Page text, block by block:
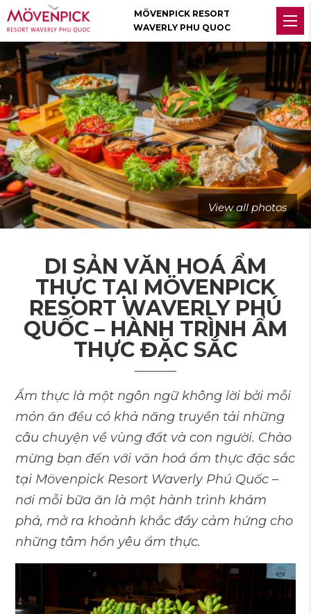
View all photos
DI SẢN VĂN HOÁ ẨM
THỰC TẠI MÖVENPICK
RESORT WAVERLY PHÚ
QUỐC – HÀNH TRÌNH ẨM
THỰC ĐẶC SẮC
Ẩm thực là một ngôn ngữ không lời bởi mỗi
món ăn đều có khả năng truyền tải những
câu chuyện về vùng đất và con người. Chào
mừng bạn đến với văn hoá ẩm thực đặc sắc
tại Mövenpick Resort Waverly Phú Quốc –
nơi mỗi bữa ăn là một hành trình khám
phá, mở ra khoảnh khắc đầy cảm hứng cho
những tâm hồn yêu ẩm thực.
MÖVENPICK RESORT
WAVERLY PHU QUOC